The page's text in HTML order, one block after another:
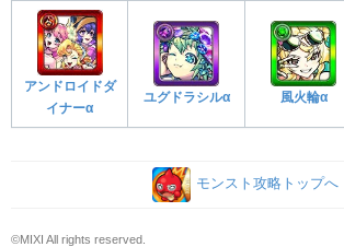
アンドロイドダ
イナーα
ユグドラシルα 風火輪α
モンスト攻略トップへ
©MIXI All rights reserved.